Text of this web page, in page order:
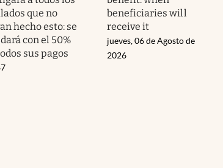
que no
hecho esto: se
con el 50%
sus pagos
beneficiaries will
receive it
jueves, 06 de Agosto de
2026